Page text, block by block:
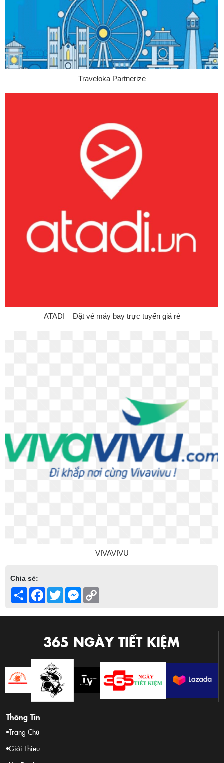
Traveloka Partnerize
ATADI _ Đặt vé máy bay trực tuyến giá rẻ
VIVAVIVU
Chia sẻ:
Share Facebook
TwitterMessenger
365 NGÀY TIẾT KIỆM
Thông Tin
Trang Chủ
Giới Thiệu